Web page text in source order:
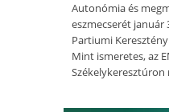
Autonómia és
eszmecserét január
Partiumi
Mint ismeretes, az